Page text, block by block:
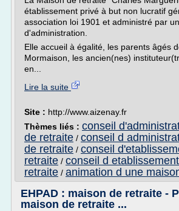
établissement privé à but non lucratif
association loi 1901 et administré par
d'administration.
Elle accueil à égalité, les parents âgés
Mormaison, les ancien(nes)
en...
Lire la suite
Site : http://www.aizenay.fr
Thèmes liés : conseil
de retraite / conseil d
de retraite / conseil
retraite / conseil d
retraite / animation d une
EHPAD : maison de retraite -
maison de retraite ...